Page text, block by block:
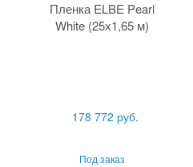
Пленка ELBE Pearl
White (25х1,65 м)
178 772 руб.
Под заказ